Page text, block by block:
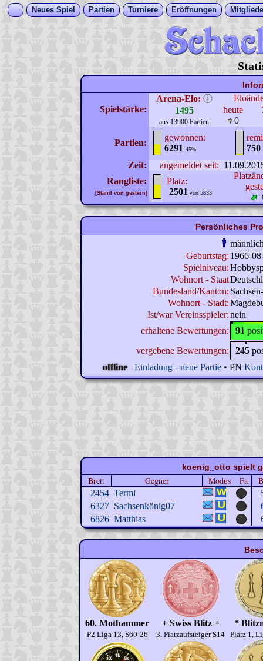
Neues Spiel Partien Turniere Eröffnungen
Spielstärke:
Arena-Elo: ⓘ
1495
aus 13900 Partien
heute
0
Partien:
gewonnen:
6291 45%
750
Zeit:
angemeldet seit:
Rangliste:
[Stand von gestern]
Platz:
2501 von 5833
Persönliches
Geburtstag: 1966-
Spielniveau:
Wohnort - Staat
Bundesland/Kanton:
Wohnort - Stadt:
Ist/war Vereinsspieler:nein
erhaltene Bewertungen:
91
vergebene Bewertungen:
245
offline
Einladung - neue Partie • PN
koenig_otto spielt
Brett Gegner Modus Fa
2454 Termi
6327 Sachsenkönig07
6826 Matthias
60. Mothammer
P2 Liga 13, S60-26
+ Swiss Blitz +
3. Platzaufsteiger S14
*
Platz 1,